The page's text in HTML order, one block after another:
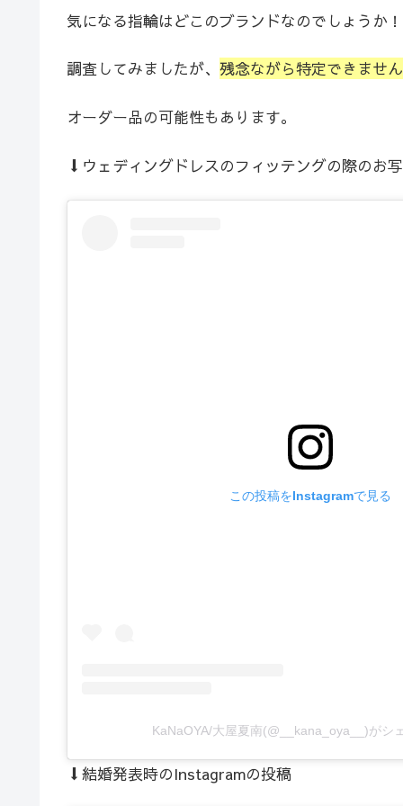
気になる指輪はどこのブランドなのでしょうか！
調査してみましたが、 残念ながら特定できません
オーダー品の可能性もあります。
⬇︎ウェディングドレスのフィッテングの際のお写
この投稿をInstagramで見る
KaNaOYA/大屋夏南(@__kana_oya__)がシ
⬇︎結婚発表時のInstagramの投稿